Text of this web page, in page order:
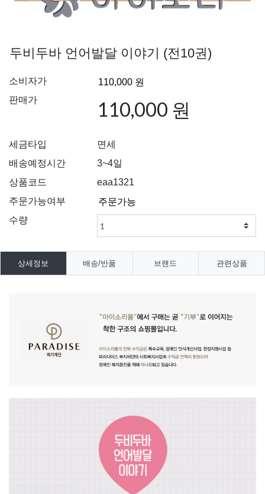
두비두바 언어발달 이야기 (전10권)
소비자가
판매가
110,000 원
세금타입
면세
배송예정시간
3~4일
상품코드
eaa1321
주문가능여부
수량
상세정보 배송/반품 브랜드 관련상품